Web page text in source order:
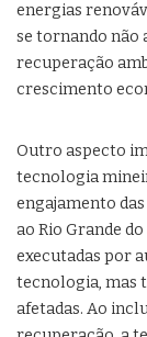
energias
se tornando não
recuperação
crescimento
Outro aspecto
tecnologia
engajamento
ao Rio Grande
executadas por
tecnologia, mas
afetadas. Ao